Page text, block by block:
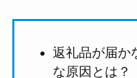
返礼品が届か
な原因とは？